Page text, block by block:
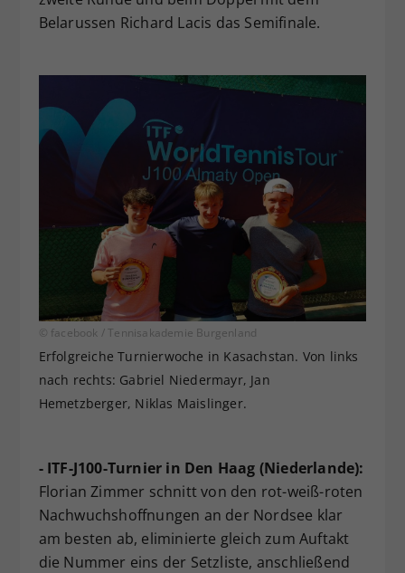
Belarussen Richard Lacis das Semifinale.
© facebook / Tennisakademie Burgenland
Erfolgreiche Turnierwoche in Kasachstan. Von links
nach rechts: Gabriel Niedermayr, Jan
Hemetzberger, Niklas Maislinger.
- ITF-J100-Turnier in Den Haag (Niederlande):
Florian Zimmer schnitt von den rot-weiß-roten
Nachwuchshoffnungen an der Nordsee klar
am besten ab, eliminierte gleich zum Auftakt
die Nummer eins der Setzliste, anschließend